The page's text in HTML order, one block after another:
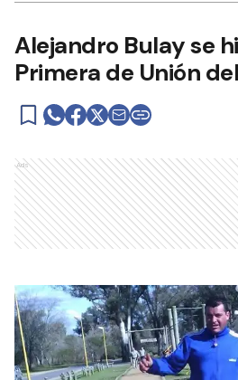
Alejandro Bulay se
Primera de Unión
Ads